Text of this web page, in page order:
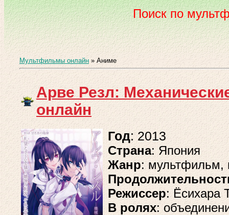
Поиск по
Мультфильмы онлайн » Аниме
Арве Резл:
онлайн
Год: 2013
Страна: Япония
Жанр: мультфильм,
Режиссер: Ёсихара
В ролях: